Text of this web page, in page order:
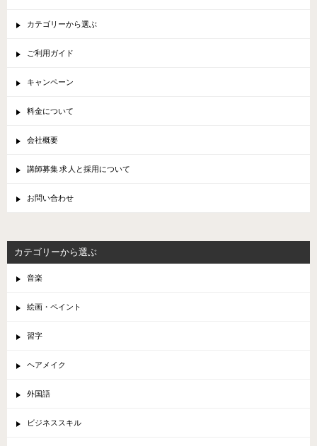
カテゴリーから選ぶ
ご利用ガイド
キャンペーン
料金について
会社概要
講師募集 求人と採用について
お問い合わせ
カテゴリーから選ぶ
音楽
絵画・ペイント
習字
ヘアメイク
外国語
ビジネススキル